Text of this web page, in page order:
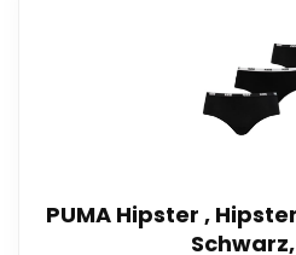
PUMA Hipster ,
Schwarz,